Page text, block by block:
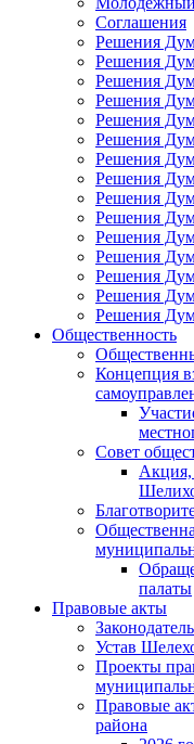
Соглашения
Решения
Решения
Решения
Решения
Решения
Решения
Решения
Решения
Решения
Решения
Решения
Решения
Решения
Решения
Решения
Общественность
Концепция
Совет
палаты
Правовые акты
Устав
Проекты
Правовые
района